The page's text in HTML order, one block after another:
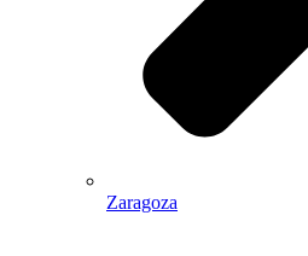
Zaragoza